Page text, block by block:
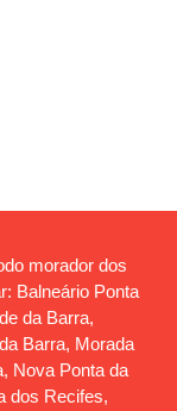
morador dos
Balneário Ponta
da Barra,
Barra, Morada
Nova Ponta da
dos Recifes,